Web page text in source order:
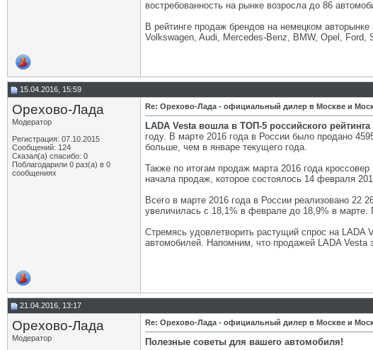
востребованность на рынке возросла до 86
В рейтинге продаж брендов на немецком
Volkswagen, Audi, Mercedes-Benz, BMW, Opel, Ford,
15.04.2016, 15:59
Орехово-Лада
Модератор
Регистрация: 07.10.2015
Сообщений: 124
Сказал(а) спасибо: 0
Поблагодарили 0 раз(а) в 0
сообщениях
Re: Орехово-Лада - официальный дилер в Москве и
LADA Vesta вошла в ТОП-5 российского
году. В марте 2016 года в России было продано
больше, чем в январе текущего года.
Также по итогам продаж марта 2016 года
начала продаж, которое состоялось 14 февраля
Всего в марте 2016 года в России реализовано
увеличилась с 18,1% в феврале до 18,9% в марте.
Стремясь удовлетворить растущий спрос на LADA
автомобилей. Напомним, что продажей LADA Vesta
21.04.2016, 13:17
Орехово-Лада
Модератор
Re: Орехово-Лада - официальный дилер в Москве и
Полезные советы для вашего автомобиля!